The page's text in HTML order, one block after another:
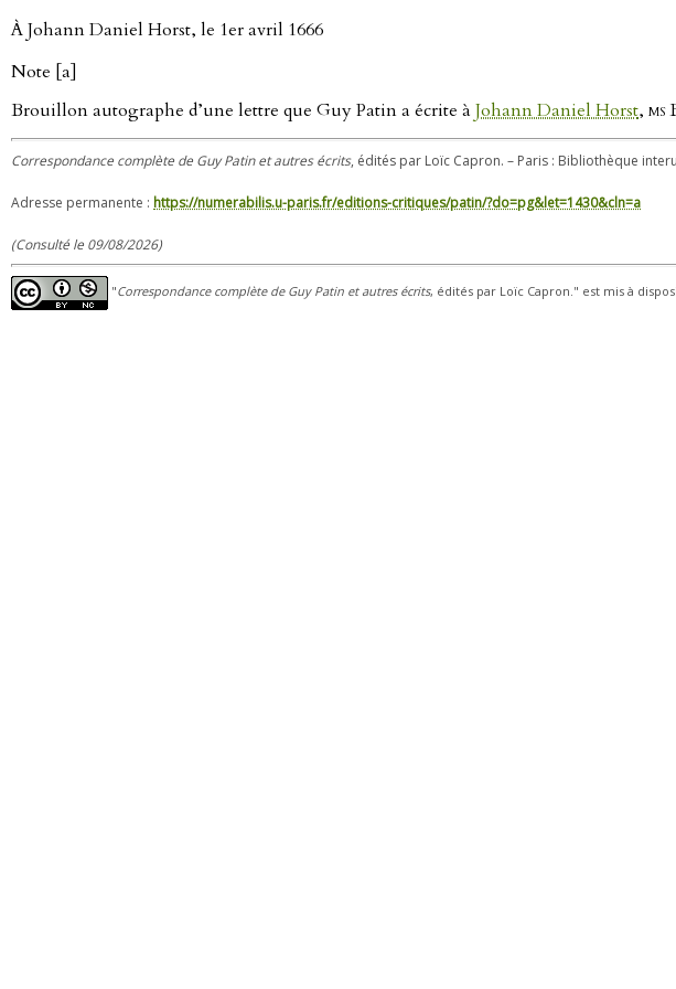
À Johann Daniel Horst, le 1er avril 1666
Note [a]
Brouillon autographe d’une lettre que Guy Patin a écrite à Johann Daniel Horst, ms
Correspondance complète de Guy Patin et autres écrits, édités par Loïc Capron. – Paris : Bibliothèque
Adresse permanente : https://numerabilis.u-paris.fr/editions-critiques/patin/?do=pg&let=1430&cln=a
(Consulté le 09/08/2026)
"Correspondance complète de Guy Patin et autres écrits, édités par Loïc Capron." est mis à